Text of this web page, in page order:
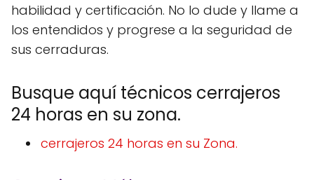
habilidad y certificación. No lo dude y llame a
los entendidos y progrese a la seguridad de
sus cerraduras.
Busque aquí técnicos cerrajeros
24 horas en su zona.
cerrajeros 24 horas en su Zona.